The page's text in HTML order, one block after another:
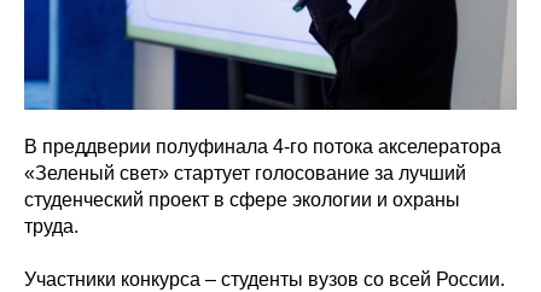
В преддверии полуфинала 4-го потока акселератора
«Зеленый свет» стартует голосование за лучший
студенческий проект в сфере экологии и охраны
труда.
Участники конкурса – студенты вузов со всей России.